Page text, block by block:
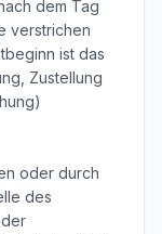
dem Tag
verstrichen
ist das
Zustellung
oder durch
des